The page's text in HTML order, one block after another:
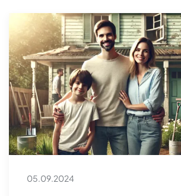
05.09.2024